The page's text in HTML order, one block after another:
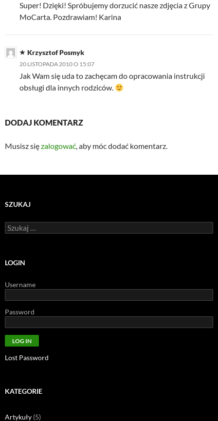
Super! Dzięki! Spróbujemy dorzucić nasze zdjęcia z Grupy
MoCarta. Pozdrawiam! Karina
Krzysztof Posmyk
20 LISTOPADA 2010 O 15:07
Jak Wam się uda to zachęcam do opracowania instrukcji
obsługi dla innych rodziców.
DODAJ KOMENTARZ
Musisz sięzalogować, aby móc dodać komentarz.
SZUKAJ
Szukaj:
LOGIN
Username
Password
Lost Password
KATEGORIE
Artykuły (5)